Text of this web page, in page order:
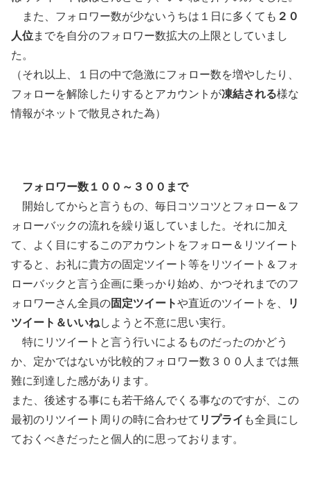
また、フォロワー数が少ないうちは１日に多くても ２０
人位までを自分のフォロワー数拡大の上限としていまし
た。
（それ以上、１日の中で急激にフォロー数を増やしたり、
フォローを解除したりするとアカウントが凍結される様な
情報がネットで散見された為）
フォロワー数１００～３００まで
開始してからと言うもの、毎日コツコツとフォロー＆フ
ォローバックの流れを繰り返していました。それに加え
て、よく目にするこのアカウントをフォロー＆リツイート
すると、お礼に貴方の固定ツイート等をリツイート＆フォ
ローバックと言う企画に乗っかり始め、かつそれまでのフ
ォロワーさん全員の固定ツイートや直近のツイートを、
リ
ツイート＆いいねしようと不意に思い実行。
特にリツイートと言う行いによるものだったのかどう
か、定かではないが比較的フォロワー数３００人までは無
難に到達した感があります。
また、後述する事にも若干絡んでくる事なのですが、この
最初のリツイート周りの時に合わせて リプライ も全員にし
ておくべきだったと個人的に思っております。